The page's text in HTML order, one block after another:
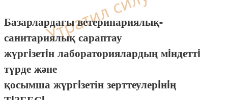
Базарлардағы ветеринариялық-
санитариялық сараптау
жүргiзетiн лабораториялардың мiндеттi
түрде және
қосымша жүргiзетін зерттеулерiнiң